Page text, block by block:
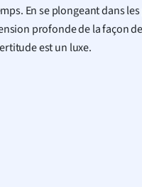
En se plongeant dans
profonde de la façon
est un luxe.